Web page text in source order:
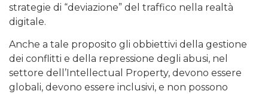
strategie di “deviazione” del traffico nella realtà
digitale.
Anche a tale proposito gli obbiettivi della gestione
dei conflitti e della repressione degli abusi, nel
settore dell’Intellectual Property, devono essere
globali, devono essere inclusivi, e non possono